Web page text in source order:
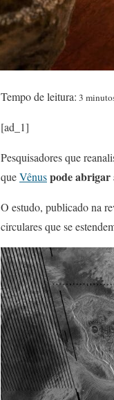
Tempo de leitura: 3
[ad_1]
Pesquisadores que
queVênuspode abrigar
O estudo, publicado na
circulares que se